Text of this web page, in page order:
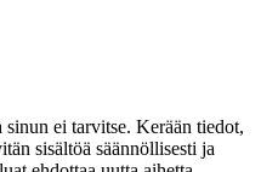
ei tarvitse. Kerään tiedot,
sisältöä säännöllisesti ja